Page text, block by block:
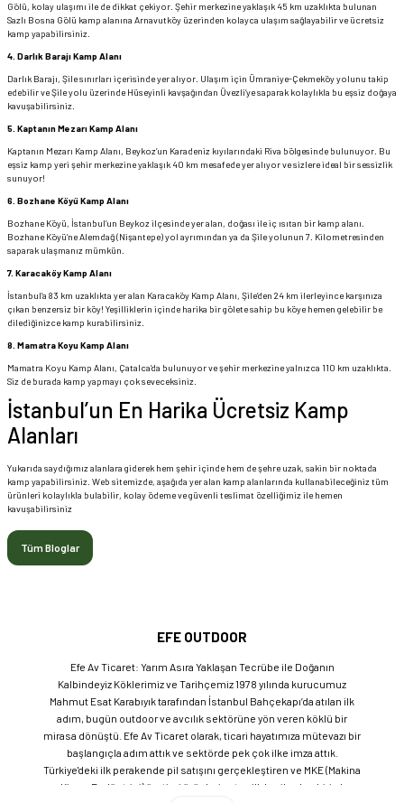
Gölü, kolay ulaşımı ile de dikkat çekiyor. Şehir merkezine yaklaşık 45 km uzaklıkta bulunan
Sazlı Bosna Gölü kamp alanına Arnavutköy üzerinden kolayca ulaşım sağlayabilir ve ücretsiz
kamp yapabilirsiniz.
4. Darlık Barajı Kamp Alanı
Darlık Barajı, Şile sınırları içerisinde yer alıyor. Ulaşım için Ümraniye-Çekmeköy yolunu takip
edebilir ve Şile yolu üzerinde Hüseyinli kavşağından Üvezli’ye saparak kolaylıkla bu eşsiz doğaya
kavuşabilirsiniz.
5. Kaptanın Mezarı Kamp Alanı
Kaptanın Mezarı Kamp Alanı, Beykoz’un Karadeniz kıyılarındaki Riva bölgesinde bulunuyor. Bu
eşsiz kamp yeri şehir merkezine yaklaşık 40 km mesafede yer alıyor ve sizlere ideal bir sessizlik
sunuyor!
6. Bozhane Köyü Kamp Alanı
Bozhane Köyü, İstanbul’un Beykoz ilçesinde yer alan, doğası ile iç ısıtan bir kamp alanı.
Bozhane Köyü’ne Alemdağ (Nişantepe) yol ayrımından ya da Şile yolunun 7. Kilometresinden
saparak ulaşmanız mümkün.
7. Karacaköy Kamp Alanı
İstanbul’a 83 km uzaklıkta yer alan Karacaköy Kamp Alanı, Şile’den 24 km ilerleyince karşınıza
çıkan benzersiz bir köy! Yeşilliklerin içinde harika bir gölete sahip bu köye hemen gelebilir be
dilediğinizce kamp kurabilirsiniz.
8. Mamatra Koyu Kamp Alanı
Mamatra Koyu Kamp Alanı, Çatalca’da bulunuyor ve şehir merkezine yalnızca 110 km uzaklıkta.
Siz de burada kamp yapmayı çok seveceksiniz.
İstanbul’un En Harika Ücretsiz Kamp
Alanları
Yukarıda saydığımız alanlara giderek hem şehir içinde hem de şehre uzak, sakin bir noktada
kamp yapabilirsiniz. Web sitemizde, aşağıda yer alan kamp alanlarında kullanabileceğiniz tüm
ürünleri kolaylıkla bulabilir, kolay ödeme ve güvenli teslimat özelliğimiz ile hemen
kavuşabilirsiniz
Tüm Bloglar
EFE OUTDOOR
Efe Av Ticaret: Yarım Asıra Yaklaşan Tecrübe ile Doğanın
Kalbindeyiz Köklerimiz ve Tarihçemiz 1978 yılında kurucumuz
Mahmut Esat Karabıyık tarafından İstanbul Bahçekapı’da atılan ilk
adım, bugün outdoor ve avcılık sektörüne yön veren köklü bir
mirasa dönüştü. Efe Av Ticaret olarak, ticari hayatımıza mütevazı bir
başlangıçla adım attık ve sektörde pek çok ilke imza attık.
Türkiye'deki ilk perakende pil satışını gerçekleştiren ve MKE (Makina
ve Kimya Endüstrisi) üretimi ürünleri satan ilk bayilerden biri olma